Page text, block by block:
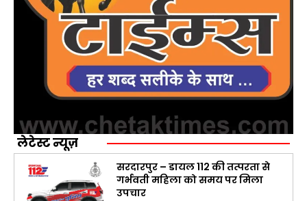
लेटेस्ट न्यूज़
सरदारपुर – डायल 112 की तत्परता से
गर्भवती महिला को समय पर मिला
उपचार